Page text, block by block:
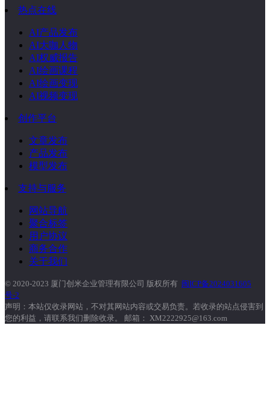
热点在线
AI产品发布
AI大咖人物
AI权威报告
AI绘画课程
AI绘画变现
AI视频变现
创作平台
文章发布
产品发布
模型发布
支持与服务
网站导航
聚合标签
用户协议
商务合作
关于我们
© 2020-2023 厦门创米企业管理有限公司 版权所有 闽ICP备2024031605
号-2
声明：本站仅收录网站，不对其网站内容或交易负责。若收录的站点侵害到
您的利益，请联系我们删除收录。 邮箱： XM2222925@163.com